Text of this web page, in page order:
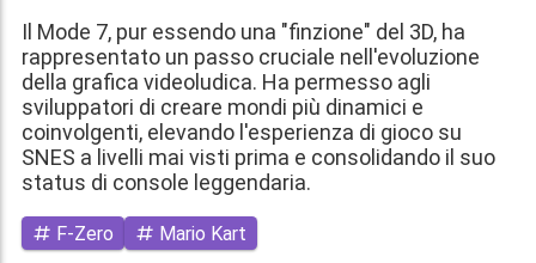
Il Mode 7, pur essendo una "finzione" del 3D, ha
rappresentato un passo cruciale nell'evoluzione
della grafica videoludica. Ha permesso agli
sviluppatori di creare mondi più dinamici e
coinvolgenti, elevando l'esperienza di gioco su
SNES a livelli mai visti prima e consolidando il suo
status di console leggendaria.
F-Zero Mario Kart